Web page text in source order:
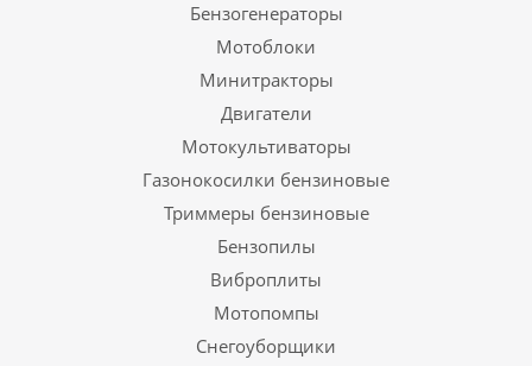
Бензогенераторы
Мотоблоки
Минитракторы
Двигатели
Мотокультиваторы
Газонокосилки бензиновые
Триммеры бензиновые
Бензопилы
Виброплиты
Мотопомпы
Снегоуборщики